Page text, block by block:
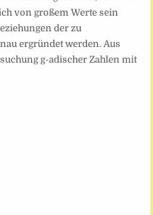
von großem Werte sein
der zu
ergründet werden. Aus
g-adischer Zahlen mit